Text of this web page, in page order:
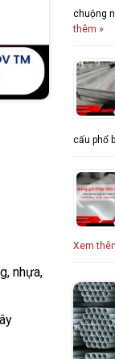
nhựa,
chuộng
thêm »
cấu phổ
Xem